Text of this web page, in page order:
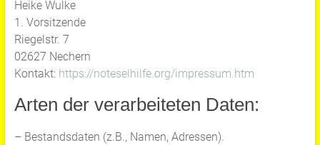
Heike Wulke
1. Vorsitzende
Riegelstr. 7
02627 Nechern
Kontakt: https://noteselhilfe.org/impressum.htm
Arten der verarbeiteten Daten:
– Bestandsdaten (z.B., Namen, Adressen).